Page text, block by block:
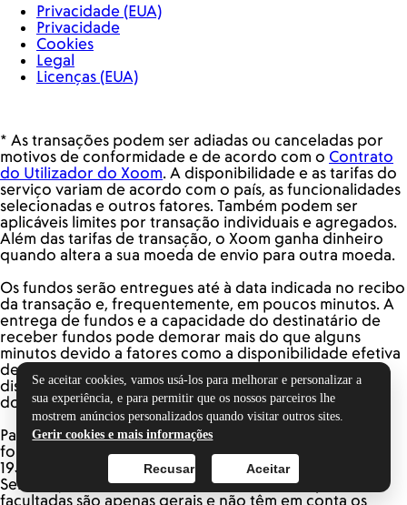
Se aceitar cookies, vamos usá-los para melhorar e personalizar a
sua experiência, e para permitir que os nossos parceiros lhe
mostrem anúncios personalizados quando visitar outros sites.
Gerir cookies e mais informações
Aceitar
Recusar